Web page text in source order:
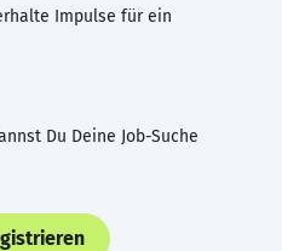
Impulse für ein
Du Deine Job-Suche